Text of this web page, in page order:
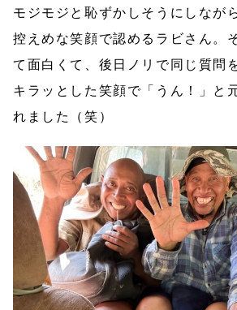
モジモジと恥ずかしそうにしなが
控えめな笑顔で認めるラビさん。
て面白くて、後日ノリで同じ質問
キラッとした笑顔で「うん！」と
れました（笑）